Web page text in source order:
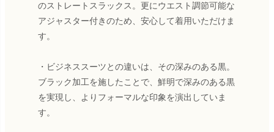
のストレートスラックス。更にウエスト調節可能な
アジャスター付きのため、安心して着用いただけま
す。
・ビジネススーツとの違いは、その深みのある黒。
ブラック加工を施したことで、鮮明で深みのある黒
を実現し、よりフォーマルな印象を演出していま
す。